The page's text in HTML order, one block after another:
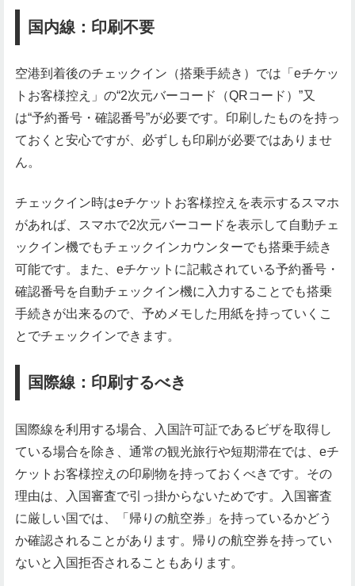
国内線：印刷不要
空港到着後のチェックイン（搭乗手続き）では「eチケッ
トお客様控え」の“2次元バーコード（QRコード）”又
は“予約番号・確認番号”が必要です。印刷したものを持っ
ておくと安心ですが、必ずしも印刷が必要ではありませ
ん。
チェックイン時はeチケットお客様控えを表示するスマホ
があれば、スマホで2次元バーコードを表示して自動チェ
ックイン機でもチェックインカウンターでも搭乗手続き
可能です。また、eチケットに記載されている予約番号・
確認番号を自動チェックイン機に入力することでも搭乗
手続きが出来るので、予めメモした用紙を持っていくこ
とでチェックインできます。
国際線：印刷するべき
国際線を利用する場合、入国許可証であるビザを取得し
ている場合を除き、通常の観光旅行や短期滞在では、eチ
ケットお客様控えの印刷物を持っておくべきです。その
理由は、入国審査で引っ掛からないためです。入国審査
に厳しい国では、「帰りの航空券」を持っているかどう
か確認されることがあります。帰りの航空券を持ってい
ないと入国拒否されることもあります。